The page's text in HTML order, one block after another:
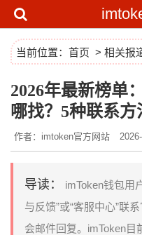
当前位置： 首页 > 相关报
2026年最新榜单
哪找？5种联系方
作者：imtoken官方网站
导读：
imToken钱包用
与反馈”或“客服中心”联
会邮件回复。imToken目